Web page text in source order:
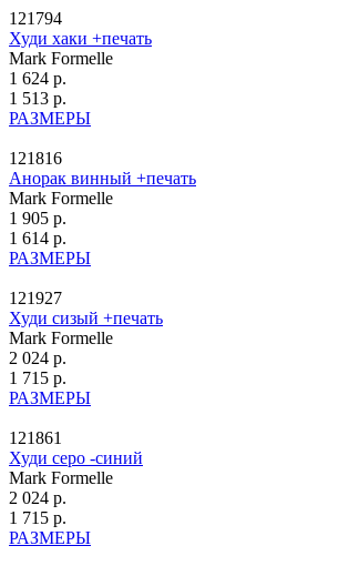
121794
Худи хаки +печать
Mark Formelle
1 624 р.
1 513 р.
РАЗМЕРЫ
121816
Анорак винный +печать
Mark Formelle
1 905 р.
1 614 р.
РАЗМЕРЫ
121927
Худи сизый +печать
Mark Formelle
2 024 р.
1 715 р.
РАЗМЕРЫ
121861
Худи серо -синий
Mark Formelle
2 024 р.
1 715 р.
РАЗМЕРЫ